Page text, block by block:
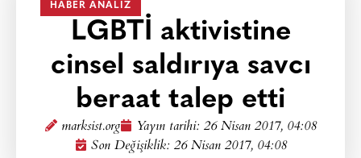
HABER ANALIZ
LGBTİ aktivistine
cinsel saldırıya savcı
beraat talep etti
marksist.org Yayın tarihi: 26 Nisan 2017, 04:08
Son Değişiklik: 26 Nisan 2017, 04:08